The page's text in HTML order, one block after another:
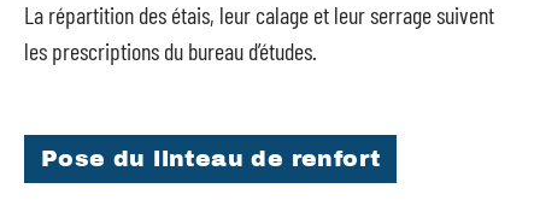
La répartition des étais, leur calage et leur serrage suivent
les prescriptions du bureau d’études.
Pose du linteau de renfort